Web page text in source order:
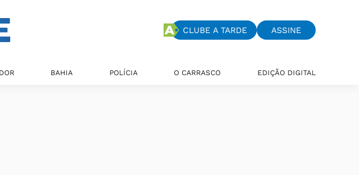
CLUBE A TARDE ASSINE
BAHIA POLÍCIA O CARRASCO EDIÇÃO DIGITAL